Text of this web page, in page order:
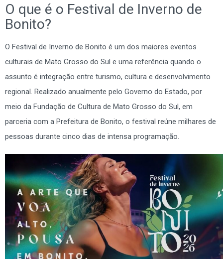
O que é o Festival de Inverno de
Bonito?
O Festival de Inverno de Bonito é um dos maiores eventos
culturais de Mato Grosso do Sul e uma referência quando o
assunto é integração entre turismo, cultura e desenvolvimento
regional. Realizado anualmente pelo Governo do Estado, por
meio da Fundação de Cultura de Mato Grosso do Sul, em
parceria com a Prefeitura de Bonito, o festival reúne milhares de
pessoas durante cinco dias de intensa programação.